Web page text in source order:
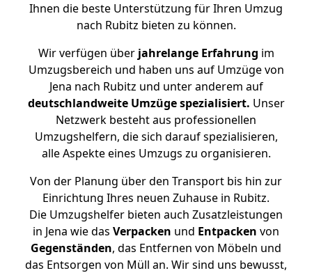
Ihnen die beste Unterstützung für Ihren Umzug
nach Rubitz bieten zu können.
Wir verfügen überjahrelange Erfahrung im
Umzugsbereich und haben uns auf Umzüge von
Jena nach Rubitz und unter anderem auf
deutschlandweite Umzüge spezialisiert. Unser
Netzwerk besteht aus professionellen
Umzugshelfern, die sich darauf spezialisieren,
alle Aspekte eines Umzugs zu organisieren.
Von der Planung über den Transport bis hin zur
Einrichtung Ihres neuen Zuhause in Rubitz.
Die Umzugshelfer bieten auch Zusatzleistungen
in Jena wie das Verpacken und Entpacken von
Gegenständen, das Entfernen von Möbeln und
das Entsorgen von Müll an. Wir sind uns bewusst,